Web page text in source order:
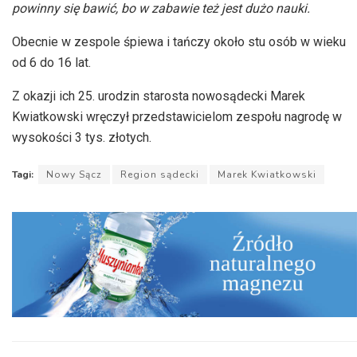
powinny się bawić, bo w zabawie też jest dużo nauki.
Obecnie w zespole śpiewa i tańczy około stu osób w wieku
od 6 do 16 lat.
Z okazji ich 25. urodzin starosta nowosądecki Marek
Kwiatkowski wręczył przedstawicielom zespołu nagrodę w
wysokości 3 tys. złotych.
Tagi: Nowy Sącz Region sądecki Marek Kwiatkowski